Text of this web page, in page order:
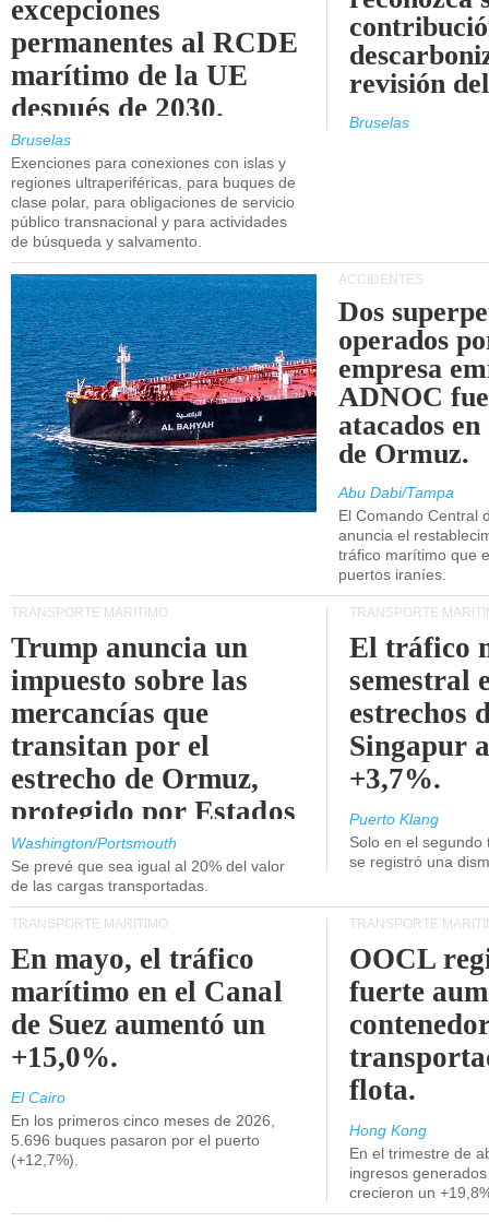
excepciones
permanentes al RCDE
marítimo de la UE
después de 2030.
Bruselas
Exenciones para conexiones con islas y
regiones ultraperiféricas, para buques de
clase polar, para obligaciones de servicio
público transnacional y para actividades
de búsqueda y salvamento.
revisión
Bruselas
ACCIDENTES
Dos
operados
empresa
ADNOC
atacados
de Ormuz.
Abu Dabi/Tampa
El Comando Central
anuncia el
tráfico marítimo que
puertos iraníes.
TRANSPORTE MARÍTIMO
Trump anuncia un
impuesto sobre las
mercancías que
transitan por el
estrecho de Ormuz,
protegido por Estados
Unidos.
Washington/Portsmouth
Se prevé que sea igual al 20% del valor
de las cargas transportadas.
TRANSPORTE
El tráfico
semestral
estrechos
Singapur
+3,7%.
Puerto Klang
Solo en el
se registró una
TRANSPORTE MARÍTIMO
En mayo, el tráfico
marítimo en el Canal
de Suez aumentó un
+15,0%.
El Cairo
En los primeros cinco meses de 2026,
5.696 buques pasaron por el puerto
(+12,7%).
TRANSPORTE
OOCL
fuerte
flota.
Hong Kong
En el trimestre de
ingresos
crecieron un